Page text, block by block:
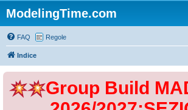
ModelingTime.com
FAQ Regole
Indice
Group Build